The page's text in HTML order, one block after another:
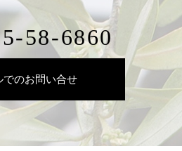
58-6860
でのお問い合せ